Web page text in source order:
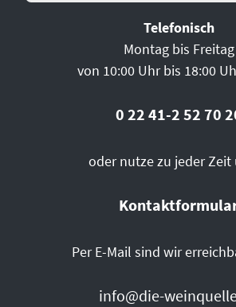
Telefonisch
Montag bis Freitag
von 10:00 Uhr bis 18:00
0 22 41-2 52 70
oder nutze zu jeder Zeit
Per E-Mail sind wir
info@die-